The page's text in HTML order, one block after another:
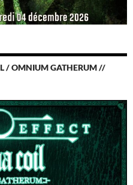
/ OMNIUM GATHERUM //